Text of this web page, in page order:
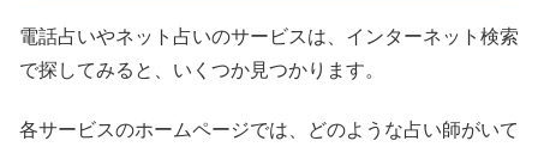
電話占いやネット占いのサービスは、インターネット検索
で探してみると、いくつか見つかります。
各サービスのホームページでは、どのような占い師がいて